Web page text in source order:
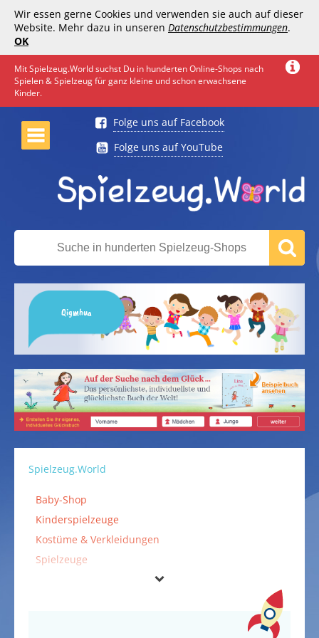
Wir essen gerne Cookies und verwenden sie auch auf dieser
Website. Mehr dazu in unseren Datenschutzbestimmungen.
OK
Mit Spielzeug.World suchst Du in hunderten Online-Shops nach
Spielen & Spielzeug für ganz kleine und schon erwachsene
Kinder.
Folge uns auf Facebook
Folge uns auf YouTube
Qigmhua
Spielzeug.World
Baby-Shop
Kinderspielzeuge
Kostüme & Verkleidungen
Spielzeuge